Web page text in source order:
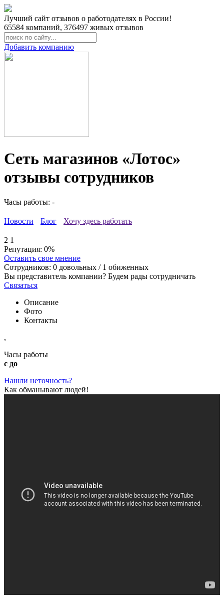
Лучший сайт отзывов о работодателях в России!
65584 компаний, 376497 живых отзывов
Добавить компанию
Сеть магазинов «Лотос»
отзывы сотрудников
Часы работы: -
Новости Блог Хочу здесь работать
2 1
Репутация: 0%
Оставить свое мнение
Сотрудников: 0 довольных / 1 обиженных
Вы представитель компании? Будем рады сотрудничать
Связаться
Описание
Фото
Контакты
,
Часы работы
с до
Нашли неточность?
Как обманывают людей!